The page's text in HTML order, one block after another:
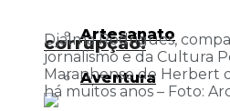
Artesanato
Aventura
corrupção!
Djalma Rodrigues,
jornalismo e da Cultura
Maranhense de Herbert
há muitos anos – Foto: